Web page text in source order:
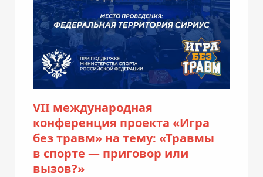
VII международная
конференция проекта «Игра
без травм» на тему: «Травмы
в спорте — приговор или
вызов?»